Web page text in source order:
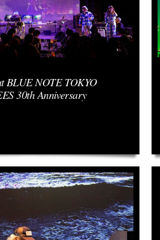
BLUE NOTE TOKYO
30th Anniversary